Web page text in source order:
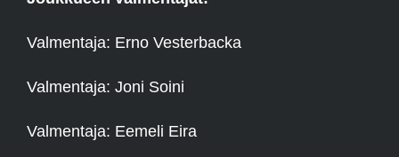
Valmentaja: Erno Vesterbacka
Valmentaja: Joni Soini
Valmentaja: Eemeli Eira